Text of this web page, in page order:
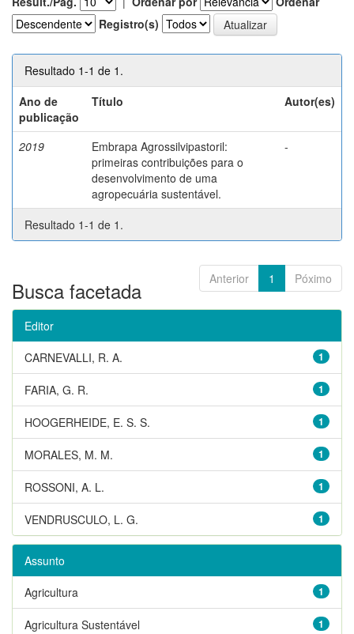
Registro(s)
Resultado 1-1 de 1.
Ano de
publicação
Título Autor(es)
2019
Embrapa Agrossilvipastoril:
primeiras contribuições para o
desenvolvimento de uma
agropecuária sustentável.
-
Resultado 1-1 de 1.
Anterior 1 Póximo
Busca facetada
Editor
1
CARNEVALLI, R. A.
1
FARIA, G. R.
1
HOOGERHEIDE, E. S. S.
1
MORALES, M. M.
1
ROSSONI, A. L.
1
VENDRUSCULO, L. G.
Assunto
1
Agricultura
1
Agricultura Sustentável